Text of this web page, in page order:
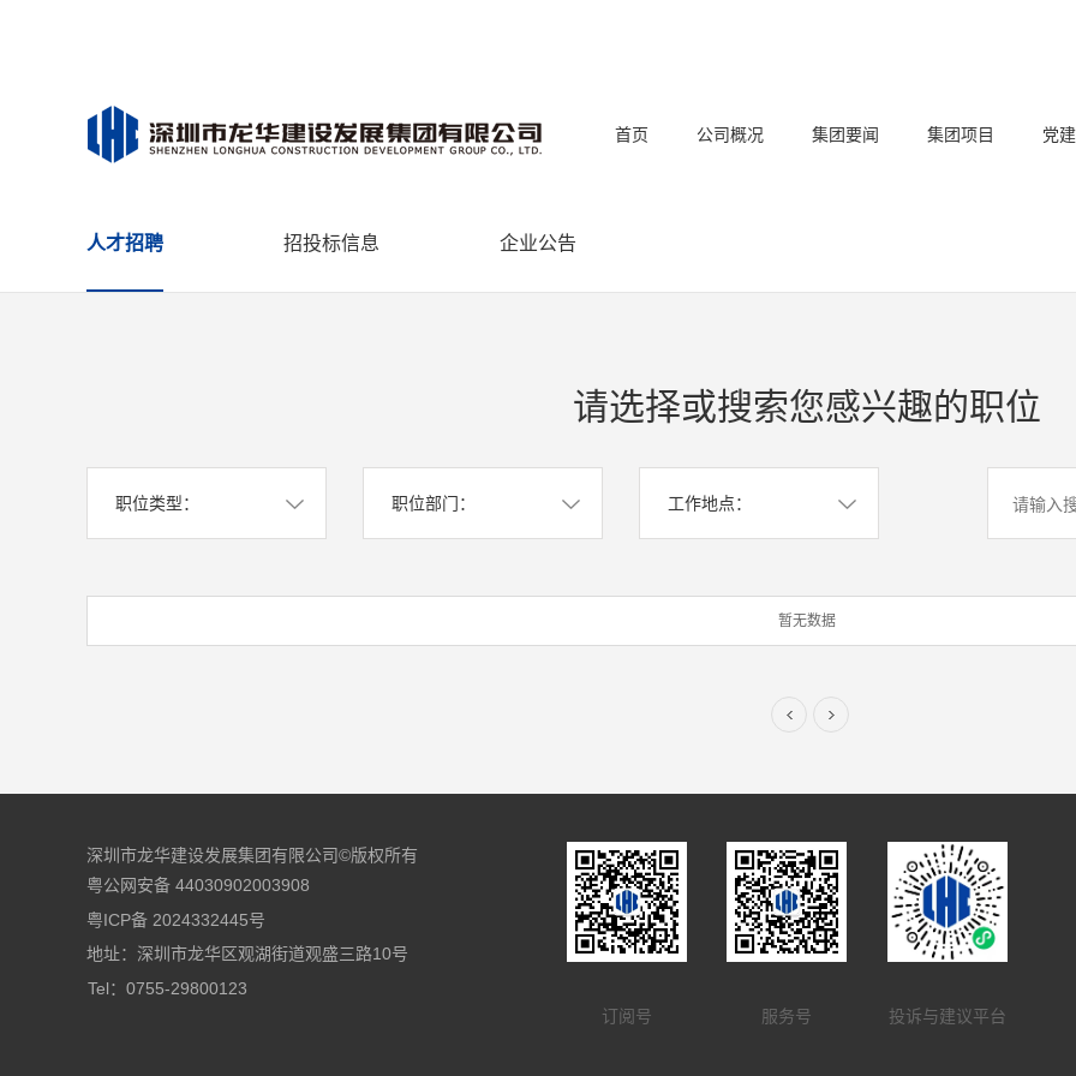
首页 公司概况 集团要闻 集团项目 党
人才招聘 招投标信息 企业公告
请选择或搜索您感兴趣的职位
职位类型： 职位部门： 工作地点：
暂无数据
深圳市龙华建设发展集团有限公司©版权所有
粤公网安备 44030902003908
粤ICP备 2024332445号
地址：深圳市龙华区观湖街道观盛三路10号
Tel：0755-29800123
订阅号
服务号 投诉与建议平台